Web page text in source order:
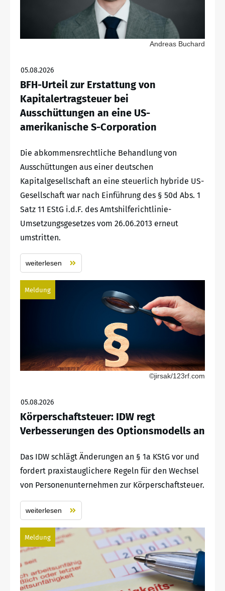
Andreas Buchard
05.08.2026
BFH-Urteil zur Erstattung von
Kapitalertragsteuer bei
Ausschüttungen an eine US-
amerikanische S-Corporation
Die abkommensrechtliche Behandlung von
Ausschüttungen aus einer deutschen
Kapitalgesellschaft an eine steuerlich hybride US-
Gesellschaft war nach Einführung des § 50d Abs. 1
Satz 11 EStG i.d.F. des Amtshilferichtlinie-
Umsetzungsgesetzes vom 26.06.2013 erneut
umstritten.
weiterlesen
Meldung
©jirsak/123rf.com
05.08.2026
Körperschaftsteuer: IDW regt
Verbesserungen des Optionsmodells an
Das IDW schlägt Änderungen an § 1a KStG vor und
fordert praxistauglichere Regeln für den Wechsel
von Personenunternehmen zur Körperschaftsteuer.
weiterlesen
Meldung